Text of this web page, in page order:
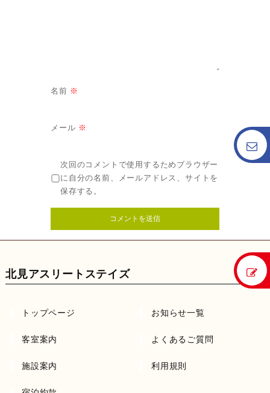
名前 ※
メール ※
次回のコメントで使用するためブラウザー
に自分の名前、メールアドレス、サイトを
保存する。
北見アスリートステイズ
トップページ お知らせ一覧
客室案内 よくあるご質問
施設案内 利用規則